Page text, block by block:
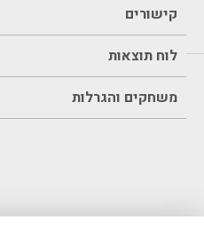
קישורים
לוח תוצאות
משחקים והגרלות